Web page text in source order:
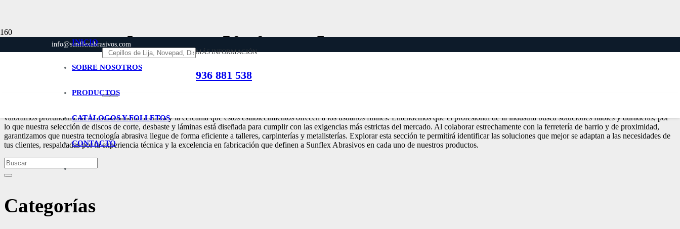
info@sunflexabrasivos.com
MÁS INFORMACIÓN
936 881 538
INICIO
SOBRE NOSOTROS
PRODUCTOS
CATÁLOGOS Y FOLLETOS
CONTACTO
Ferreterías tradicionales
Ferreterías tradicionales
valoramos profundamente el asesoramiento técnico y la cercanía que estos establecimientos ofrecen a los usuarios finales. Entendemos que el profesional de la industria busca soluciones fiables y duraderas, por
lo que nuestra selección de discos de corte, desbaste y láminas está diseñada para cumplir con las exigencias más estrictas del mercado. Al colaborar estrechamente con la ferretería de barrio y de proximidad,
garantizamos que nuestra tecnología abrasiva llegue de forma eficiente a talleres, carpinterías y metalisterías. Explorar esta sección te permitirá identificar las soluciones que mejor se adaptan a las necesidades de
tus clientes, respaldadas por la experiencia técnica y la excelencia en fabricación que definen a Sunflex Abrasivos en cada uno de nuestros productos.
Categorías